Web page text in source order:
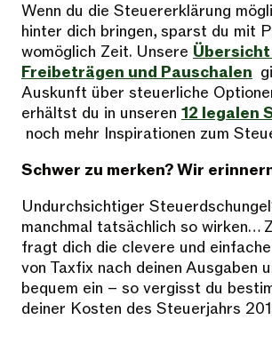
Wenn du die Steuererklärung
hinter dich bringen, sparst du mit
womöglich Zeit. Unsere Übersicht
Freibeträgen und Pauschalen
Auskunft über steuerliche
erhältst du in unseren 12 legalen
noch mehr Inspirationen zum
Schwer zu merken? Wir
Undurchsichtiger
manchmal tatsächlich so wirken…
fragt dich die clevere und
von Taxfix nach deinen Ausgaben
bequem ein – so vergisst du
deiner Kosten des Steuerjahrs